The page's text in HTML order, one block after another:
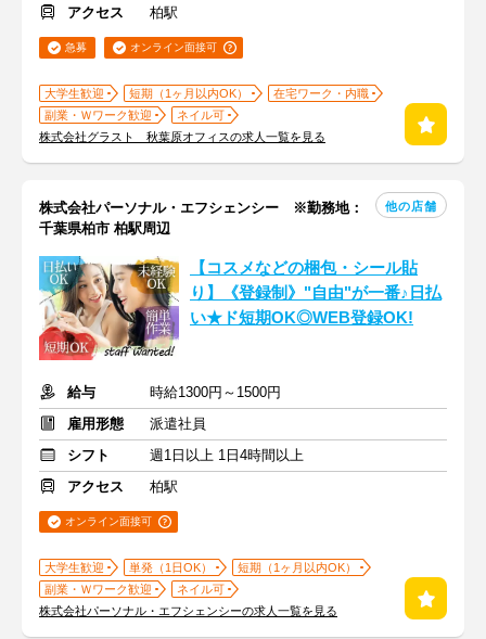
アクセス
柏駅
急募 オンライン面接可
大学生歓迎 短期（1ヶ月以内OK）
在宅ワーク・内職
副業・Ｗワーク歓迎
ネイル可
株式会社グラスト 秋葉原オフィスの求人一覧を見る
株式会社パーソナル・エフシェンシー ※勤務地：
千葉県柏市 柏駅周辺
他の店舗
【コスメなどの梱包・シール貼
り】《登録制》"自由"が一番♪日払
い★ド短期OK◎WEB登録OK!
給与
時給1300円～1500円
雇用形態
派遣社員
シフト
週1日以上 1日4時間以上
アクセス
柏駅
オンライン面接可
大学生歓迎 単発（1日OK）
短期（1ヶ月以内OK）
副業・Ｗワーク歓迎
ネイル可
株式会社パーソナル・エフシェンシーの求人一覧を見る